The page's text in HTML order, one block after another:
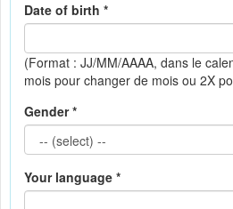
Date of birth *
(Format : JJ/MM/AAAA, dans le
mois pour changer de mois ou 2X
Gender *
Your language *